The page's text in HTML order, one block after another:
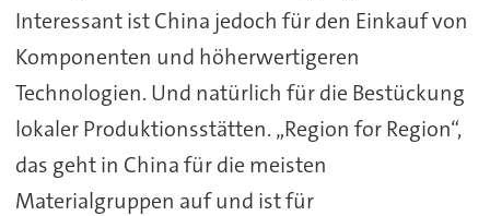
Interessant ist China jedoch für den Einkauf von
Komponenten und höherwertigeren
Technologien. Und natürlich für die Bestückung
lokaler Produktionsstätten. „Region for Region“,
das geht in China für die meisten
Materialgruppen auf und ist für